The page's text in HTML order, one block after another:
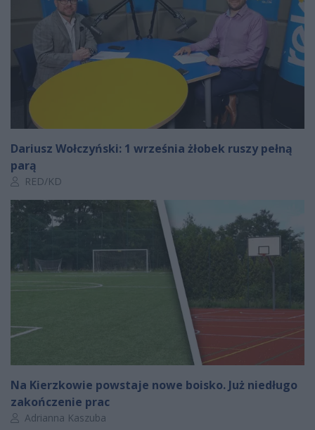
Dariusz Wołczyński: 1 września żłobek ruszy pełną
parą
Autor artykułu:
RED/KD
Na Kierzkowie powstaje nowe boisko. Już niedługo
zakończenie prac
Autor artykułu:
Adrianna Kaszuba